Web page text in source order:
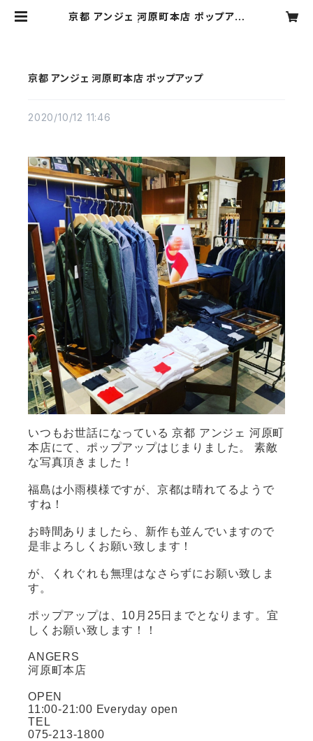
京都 アンジェ 河原町本店 ポップアッ
京都 アンジェ 河原町本店 ポップアップ
2020/10/12 11:46
いつもお世話になっている 京都 アンジェ 河原町
本店にて、ポップアップはじまりました。 素敵
な写真頂きました！
福島は小雨模様ですが、京都は晴れてるようで
すね！
お時間ありましたら、新作も並んでいますので
是非よろしくお願い致します！
が、くれぐれも無理はなさらずにお願い致しま
す。
ポップアップは、10月25日までとなります。宜
しくお願い致します！！
ANGERS
河原町本店
OPEN
11:00-21:00 Everyday open
TEL
075-213-1800